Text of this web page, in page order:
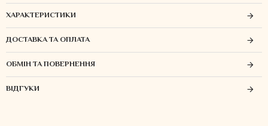
ХАРАКТЕРИСТИКИ
ДОСТАВКА ТА ОПЛАТА
ОБМІН ТА ПОВЕРНЕННЯ
ВІДГУКИ